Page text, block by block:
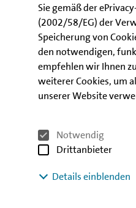
Sie gemäß der
(2002/58/EG) der
Speicherung von
den notwendigen,
empfehlen wir Ihnen
weiterer Cookies, um
unserer Website
Notwendig
Drittanbieter
Details einblenden
E-Mail schreiben
Antragsprozess